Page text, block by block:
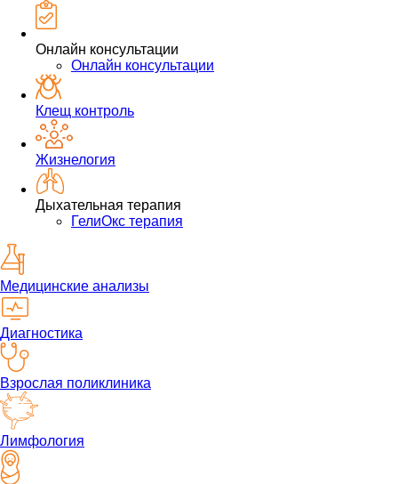
Онлайн консультации
Онлайн консультации
Клещ контроль
Жизнелогия
Дыхательная терапия
ГелиОкс терапия
Медицинские анализы
Диагностика
Взрослая поликлиника
Лимфология